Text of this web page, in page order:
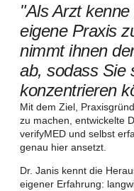
"Als Arzt
eigene Praxis
nimmt ihnen
ab, sodass Sie
konzentrieren
Mit dem Ziel,
zu machen, entwickelte
verifyMED und selbst
genau hier ansetzt.
Dr. Janis kennt die
eigener Erfahrung: